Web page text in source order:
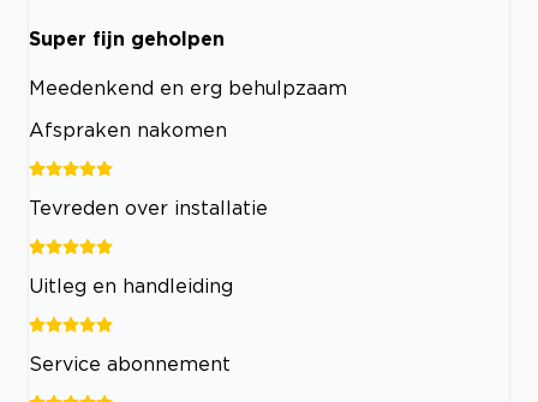
Super fijn geholpen
Meedenkend en erg behulpzaam
Afspraken nakomen
Tevreden over installatie
Uitleg en handleiding
Service abonnement